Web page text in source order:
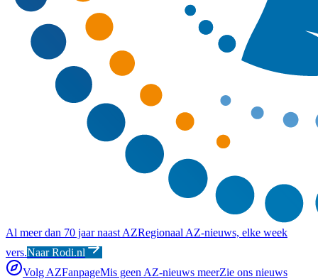
Al meer dan 70 jaar naast AZRegionaal AZ-nieuws, elke week
vers.Naar Rodi.nl
Volg AZFanpageMis geen AZ-nieuws meerZie ons nieuws